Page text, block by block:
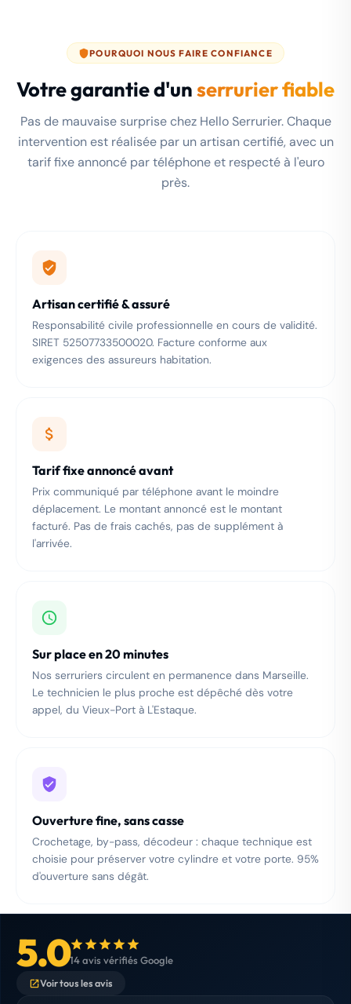
POURQUOI NOUS FAIRE CONFIANCE
Votre garantie d'unserrurier fiable
Pas de mauvaise surprise chez Hello Serrurier. Chaque
intervention est réalisée par un artisan certifié, avec un
tarif fixe annoncé par téléphone et respecté à l'euro
près.
Artisan certifié & assuré
Responsabilité civile professionnelle en cours de validité.
SIRET 52507733500020. Facture conforme aux
exigences des assureurs habitation.
Tarif fixe annoncé avant
Prix communiqué par téléphone avant le moindre
déplacement. Le montant annoncé est le montant
facturé. Pas de frais cachés, pas de supplément à
l'arrivée.
Sur place en 20 minutes
Nos serruriers circulent en permanence dans Marseille.
Le technicien le plus proche est dépêché dès votre
appel, du Vieux-Port à L'Estaque.
Ouverture fine, sans casse
Crochetage, by-pass, décodeur : chaque technique est
choisie pour préserver votre cylindre et votre porte. 95%
d'ouverture sans dégât.
5.014 avis vérifiés Google
Voir tous les avis